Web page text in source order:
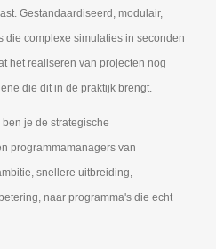
Gestandaardiseerd, modulair,
die complexe simulaties in seconden
het realiseren van projecten nog
die dit in de praktijk brengt.
je de strategische
programmamanagers van
snellere uitbreiding,
naar programma's die echt